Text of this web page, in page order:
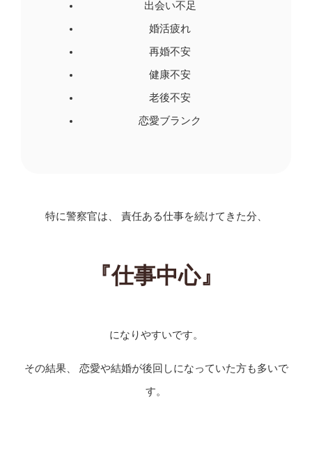
出会い不足
婚活疲れ
再婚不安
健康不安
老後不安
恋愛ブランク
特に警察官は、 責任ある仕事を続けてきた分、
『仕事中心』
になりやすいです。
その結果、 恋愛や結婚が後回しになっていた方も多いで
す。